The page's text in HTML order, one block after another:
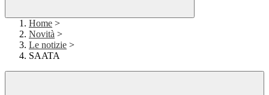
Home >
Novità >
Le notizie >
SAATA